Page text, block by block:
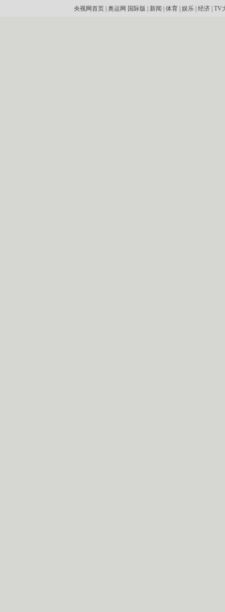
央视网首页| 奥运网 国际版 新闻 体育| 娱乐| 经济| TV